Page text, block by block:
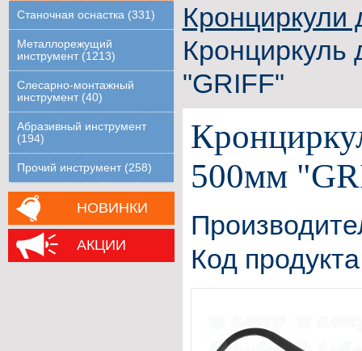
Станочная оснастка (331)
Металлорежущий
инструмент (1213)
Слесарно-монтажный
инструмент (40)
Абразивный инструмент
(194)
Прочий инструмент (258)
НОВИНКИ
АКЦИИ
"GRIFF"
500мм
Код